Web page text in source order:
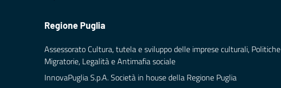
Regione Puglia
Assessorato Cultura, tutela e sviluppo delle imprese culturali, Politiche
Migratorie, Legalità e Antimafia sociale
InnovaPuglia S.p.A. Società in house della Regione Puglia